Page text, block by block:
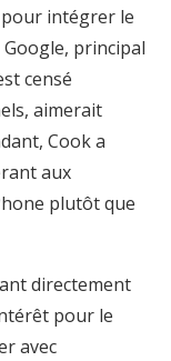
intégrer le
Google, principal
censé
aimerait
Cook a
aux
plutôt que
directement
pour le
avec